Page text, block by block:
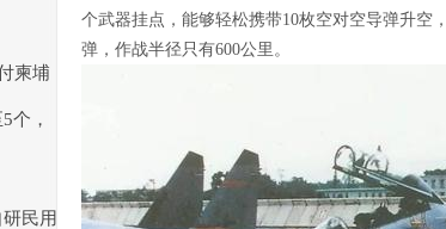
柬埔
个，
民用
个武器挂点，能够轻松携带10枚空对空导弹升空
弹，作战半径只有600公里。